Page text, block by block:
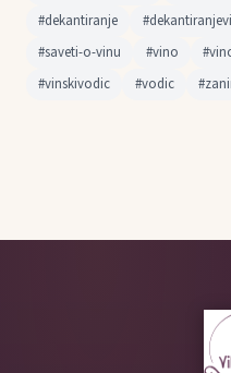
#dekantiranje
#saveti-o-vinu
#vino
#vinskivodic
#vodic